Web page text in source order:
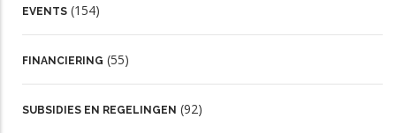
EVENTS (154)
FINANCIERING (55)
SUBSIDIES EN REGELINGEN (92)